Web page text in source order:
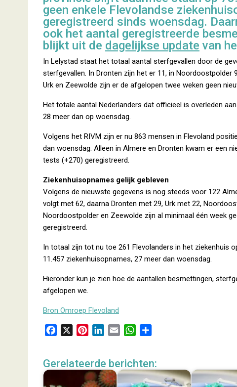
geen enkele Flevolandse
geregistreerd sinds woensdag.
ook het aantal geregistreerde
blijkt uit de dagelijkse update van
In Lelystad staat het totaal aantal sterfgevallen door de
sterfgevallen. In Dronten zijn het er 11, in Noordoostpolder
Urk en Zeewolde zijn er de afgelopen twee weken geen
Het totale aantal Nederlanders dat officieel is overleden
28 meer dan op woensdag.
Volgens het RIVM zijn er nu 863 mensen in Flevoland
dan woensdag. Alleen in Almere en Dronten kwam er een
tests (+270) geregistreerd.
Ziekenhuisopnames gelijk gebleven
Volgens de nieuwste gegevens is nog steeds voor 122
volgt met 62, daarna Dronten met 29, Urk met 22,
Noordoostpolder en Zeewolde zijn al minimaal één week
geregistreerd.
In totaal zijn tot nu toe 261 Flevolanders in het ziekenhuis
11.457 ziekenhuisopnames, 27 meer dan woensdag.
Hieronder kun je zien hoe de aantallen besmettingen,
afgelopen we.
Bron Omroep Flevoland
e
t
e
k
e
i
W
t
e
Gerelateerde berichten: